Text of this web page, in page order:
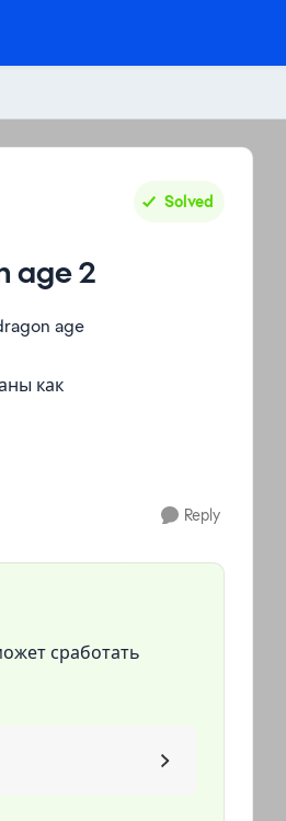
Solved
age 2
age
как
Reply
сработать